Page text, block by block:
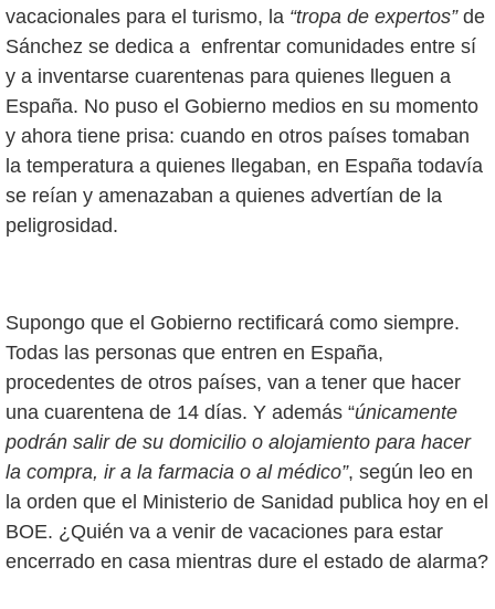
vacacionales para el turismo, la “tropa de expertos”de
Sánchez se dedica a enfrentar comunidades entre sí
y a inventarse cuarentenas para quienes lleguen a
España. No puso el Gobierno medios en su momento
y ahora tiene prisa: cuando en otros países tomaban
la temperatura a quienes llegaban, en España todavía
se reían y amenazaban a quienes advertían de la
peligrosidad.
Supongo que el Gobierno rectificará como siempre.
Todas las personas que entren en España,
procedentes de otros países, van a tener que hacer
una cuarentena de 14 días. Y además “únicamente
podrán salir de su domicilio o alojamiento para hacer
la compra, ir a la farmacia o al médico”, según leo en
la orden que el Ministerio de Sanidad publica hoy en el
BOE. ¿Quién va a venir de vacaciones para estar
encerrado en casa mientras dure el estado de alarma?